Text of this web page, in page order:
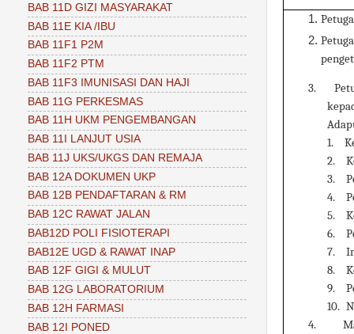
3.
1.
2.
3.
4.
5.
6.
7.
8.
9.
10.
4.
BAB 11D GIZI MASYARAKAT
BAB 11E KIA /IBU
BAB 11F1 P2M
BAB 11F2 PTM
BAB 11F3 IMUNISASI DAN HAJI
BAB 11G PERKESMAS
BAB 11H UKM PENGEMBANGAN
BAB 11I LANJUT USIA
BAB 11J UKS/UKGS DAN REMAJA
BAB 12A DOKUMEN UKP
BAB 12B PENDAFTARAN & RM
BAB 12C RAWAT JALAN
BAB12D POLI FISIOTERAPI
BAB12E UGD & RAWAT INAP
BAB 12F GIGI & MULUT
BAB 12G LABORATORIUM
BAB 12H FARMASI
BAB 12I PONED